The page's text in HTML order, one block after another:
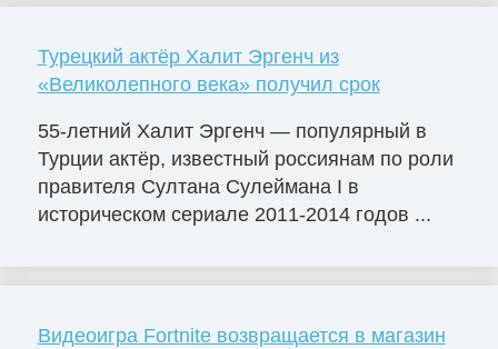
Турецкий актёр Халит Эргенч из
«Великолепного века» получил срок
55-летний Халит Эргенч — популярный в
Турции актёр, известный россиянам по роли
правителя Султана Сулеймана I в
историческом сериале 2011-2014 годов ...
Видеоигра Fortnite возвращается в магазин